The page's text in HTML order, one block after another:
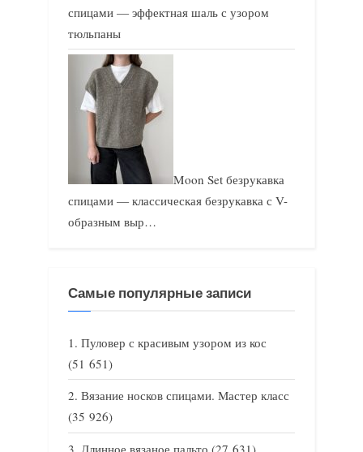
спицами — эффектная шаль с узором
тюльпаны
Moon Set безрукавка
спицами — классическая безрукавка с V-
образным выр…
Самые популярные записи
Пуловер с красивым узором из кос
(51 651)
Вязание носков спицами. Мастер класс
(35 926)
Длинное вязаное пальто (27 631)